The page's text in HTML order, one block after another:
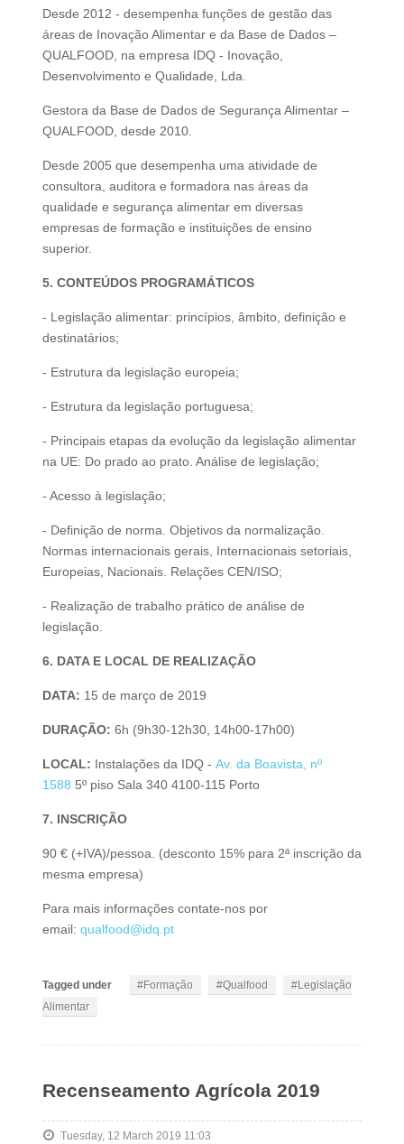
Desde 2012 - desempenha funções de gestão das
áreas de Inovação Alimentar e da Base de Dados –
QUALFOOD, na empresa IDQ - Inovação,
Desenvolvimento e Qualidade, Lda.
Gestora da Base de Dados de Segurança Alimentar –​ ​
QUALFOOD, desde 2010.
Desde 2005 que desempenha uma atividade de
consultora, auditora e formadora nas áreas da
qualidade e segurança alimentar em diversas
empresas de formação e instituições de ensino
superior.
5. CONTEÚDOS PROGRAMÁTICOS
- Legislação alimentar: princípios, âmbito, definição e
destinatários;
- Estrutura da legislação europeia;
- Estrutura da legislação portuguesa;
- Principais etapas da evolução da legislação alimentar
na UE: Do prado ao prato. Análise de legislação;
- Acesso à legislação;
- Definição de norma. Objetivos da normalização.
Normas internacionais gerais, Internacionais setoriais,
Europeias, Nacionais. Relações CEN/ISO;
- Realização de trabalho prático de análise de
legislação.
6. DATA E LOCAL DE REALIZAÇÃO
DATA: ​15 de março de 2019
DURAÇÃO: ​6h (9h30-12h30, 14h00-17h00)
LOCAL: Instalações da ​IDQ - Av. da Boavista, nº
1588 5º piso Sala 340 4100-115 Porto
7. INSCRIÇÃO​
90 € (+IVA)/pessoa. (desconto 15% para 2ª inscrição da
mesma empresa)
Para mais informações contate-nos por
email: qualfood@idq.pt
Tagged under Formação Qualfood
Legislação
Alimentar
Recenseamento Agrícola 2019
Tuesday, 12 March 2019 11:03